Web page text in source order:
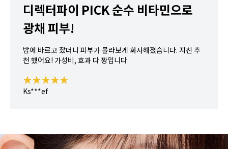
디렉터파이 PICK 순수 비타민으로
광채 피부!
밤에 바르고 잤더니 피부가 몰라보게 화사해졌습니다. 지친 추
천 했어요! 가성비, 효과 다 짱입니다
★★★★★
Ks***ef